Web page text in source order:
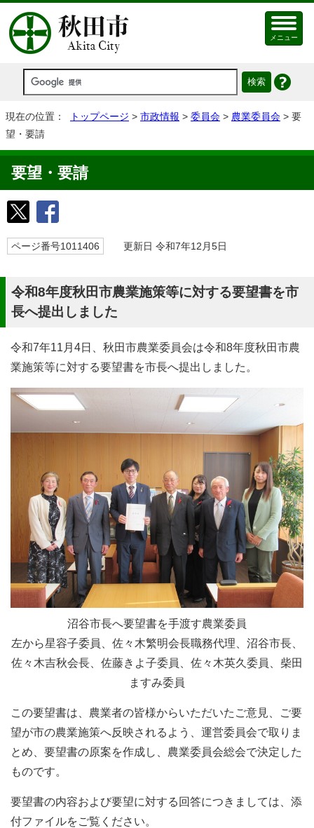
メニュー
現在の位置： トップページ > 市政情報 > 委員会 > 農業委員会 > 要
望・要請
要望・要請
ページ番号1011406 更新日 令和7年12月5日
令和8年度秋田市農業施策等に対する要望書を市
長へ提出しました
令和7年11月4日、秋田市農業委員会は令和8年度秋田市農
業施策等に対する要望書を市長へ提出しました。
沼谷市長へ要望書を手渡す農業委員
左から星容子委員、佐々木繁明会長職務代理、沼谷市長、
佐々木吉秋会長、佐藤きよ子委員、佐々木英久委員、柴田
ますみ委員
この要望書は、農業者の皆様からいただいたご意見、ご要
望が市の農業施策へ反映されるよう、運営委員会で取りま
とめ、要望書の原案を作成し、農業委員会総会で決定した
ものです。
要望書の内容および要望に対する回答につきましては、添
付ファイルをご覧ください。